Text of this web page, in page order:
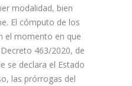
modalidad, bien
El cómputo de los
el momento en que
463/2020, de
se declara el Estado
las prórrogas del